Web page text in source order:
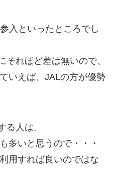
入といったところでし
それほど差は無いので、
いえば、JALの方が優勢
る人は、
多いと思うので・・・
用すれば良いのではな